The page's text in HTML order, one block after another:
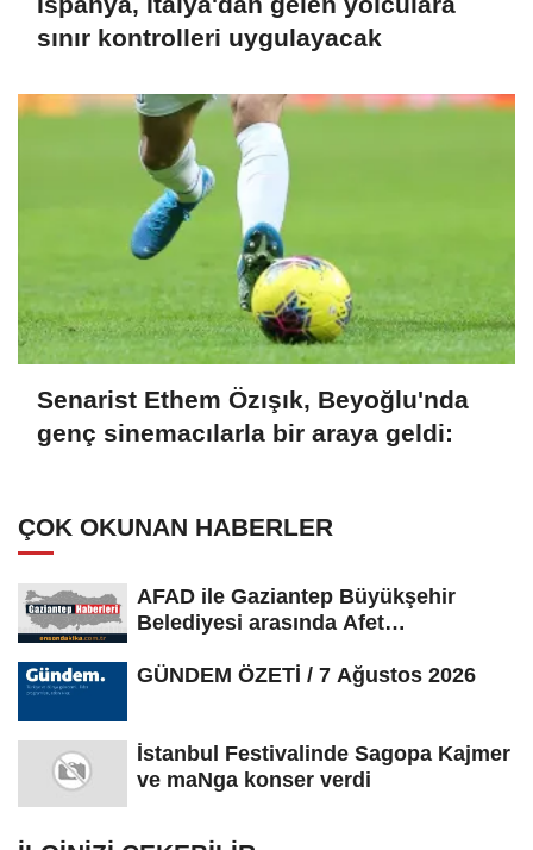
sınır kontrolleri uygulayacak
Senarist Ethem Özışık, Beyoğlu'nda
genç sinemacılarla bir araya geldi:
ÇOK OKUNAN HABERLER
AFAD ile Gaziantep Büyükşehir
Belediyesi arasında Afet
GÜNDEM ÖZETİ / 7 Ağustos 2026
İstanbul Festivalinde Sagopa Kajmer
ve maNga konser verdi